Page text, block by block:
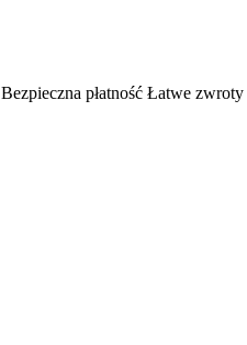
Bezpieczna płatność Łatwe zwroty